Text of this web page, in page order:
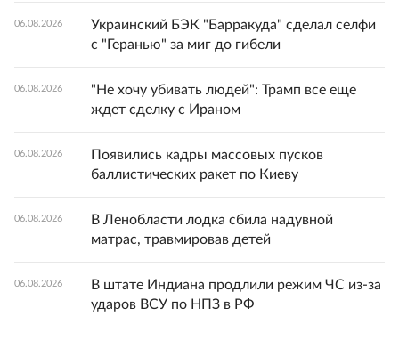
06.08.2026
Украинский БЭК "Барракуда" сделал селфи
с "Геранью" за миг до гибели
06.08.2026
"Не хочу убивать людей": Трамп все еще
ждет сделку с Ираном
06.08.2026
Появились кадры массовых пусков
баллистических ракет по Киеву
06.08.2026
В Ленобласти лодка сбила надувной
матрас, травмировав детей
06.08.2026
В штате Индиана продлили режим ЧС из-за
ударов ВСУ по НПЗ в РФ